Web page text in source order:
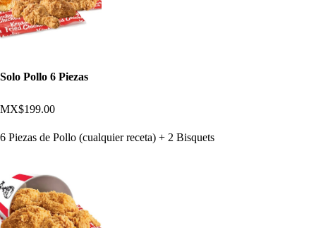
Solo Pollo 6 Piezas
MX$199.00
6 Piezas de Pollo (cualquier receta) + 2 Bisquets